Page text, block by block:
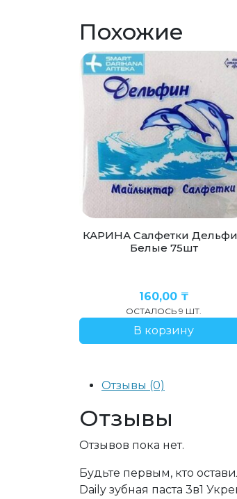
Отзывы (0)
Отзывы
Отзывов пока нет.
Будьте первым, кто
Daily зубная паста 3в1
Похожие
КАРИНА Салфетки
Белые 75шт
160,00 ₸
ОСТАЛОСЬ 9 ШТ.
В корзину